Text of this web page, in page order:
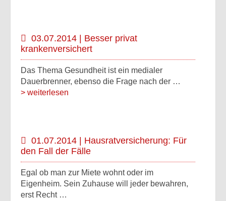
03.07.2014 | Besser privat
krankenversichert
Das Thema Gesundheit ist ein medialer
Dauerbrenner, ebenso die Frage nach der …
> weiterlesen
01.07.2014 | Hausratversicherung: Für
den Fall der Fälle
Egal ob man zur Miete wohnt oder im
Eigenheim. Sein Zuhause will jeder bewahren,
erst Recht …